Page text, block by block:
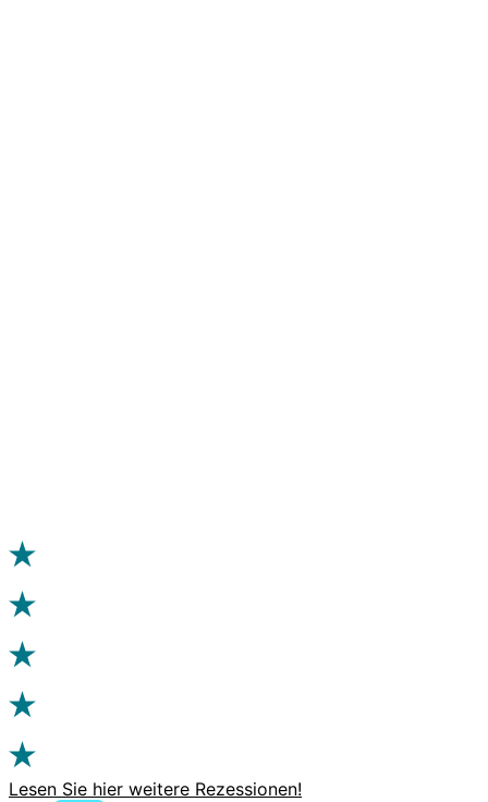
Lesen Sie hier weitere Rezessionen!